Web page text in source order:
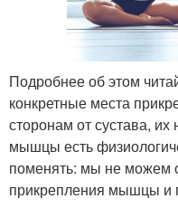
Подробнее об этом
конкретные места
сторонам от сустава, их
мышцы есть
поменять: мы не можем
прикрепления мышцы и